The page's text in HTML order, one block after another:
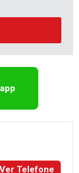
Ver Telefone